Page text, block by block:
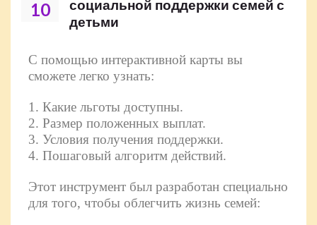
10
социальной поддержки семей с
детьми
С помощью интерактивной карты вы
сможете легко узнать:
1. Какие льготы доступны.
2. Размер положенных выплат.
3. Условия получения поддержки.
4. Пошаговый алгоритм действий.
Этот инструмент был разработан специально
для того, чтобы облегчить жизнь семей: